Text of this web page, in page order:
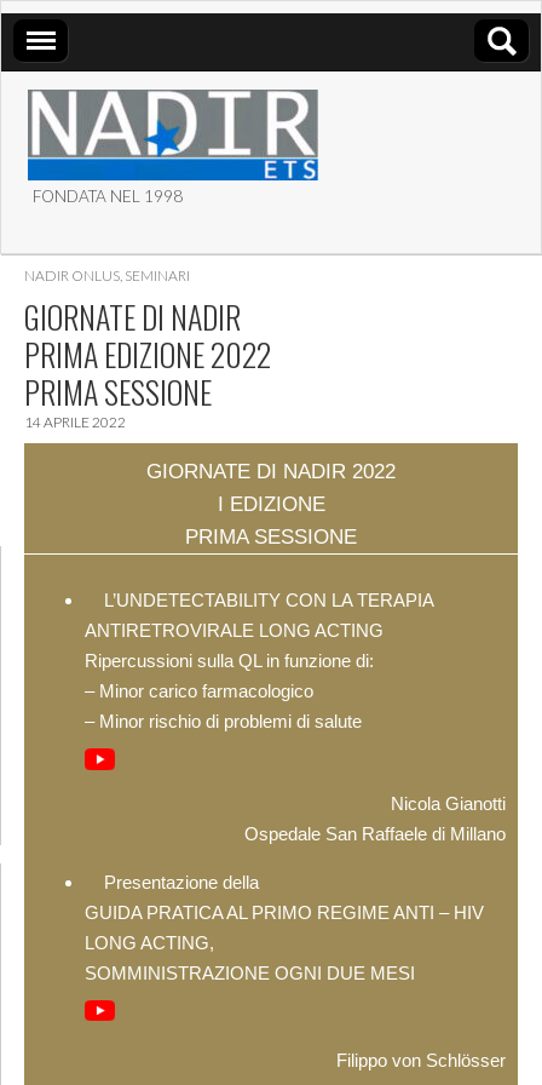
ASSOCIAZIONE NADIR
ETS
FONDATA NEL 1998
NADIR ONLUS, SEMINARI
GIORNATE DI NADIR
PRIMA EDIZIONE 2022
PRIMA SESSIONE
14 APRILE 2022
GIORNATE DI NADIR 2022
I EDIZIONE
PRIMA SESSIONE
L’UNDETECTABILITY CON LA TERAPIA
ANTIRETROVIRALE LONG ACTING
Ripercussioni sulla QL in funzione di:
– Minor carico farmacologico
– Minor rischio di problemi di salute
Nicola Gianotti
Ospedale San Raffaele di Millano
Presentazione della
GUIDA PRATICA AL PRIMO REGIME ANTI – HIV
LONG ACTING,
SOMMINISTRAZIONE OGNI DUE MESI
Filippo von Schlösser